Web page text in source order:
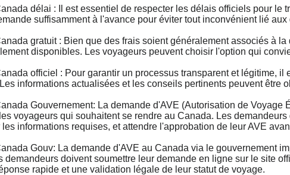
délai : Il est essentiel de respecter les délais officiels pour
suffisamment à l'avance pour éviter tout inconvénient lié aux
gratuit : Bien que des frais soient généralement associés à
disponibles. Les voyageurs peuvent choisir l'option qui
officiel : Pour garantir un processus transparent et légitime,
informations actualisées et les conseils pertinents peuvent être
Gouvernement: La demande d'AVE (Autorisation de
voyageurs qui souhaitent se rendre au Canada. Les
informations requises, et attendre l'approbation de leur AVE
Gouv: La demande d'AVE au Canada via le gouvernement
demandeurs doivent soumettre leur demande en ligne sur le site
rapide et une validation légale de leur statut de voyage.